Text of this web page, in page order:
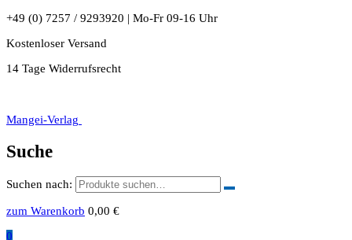
+49 (0) 7257 / 9293920 | Mo-Fr 09-16 Uhr
Kostenloser Versand
14 Tage Widerrufsrecht
Mangei-Verlag
Suche
Suchen nach:
zum Warenkorb 0,00 €
0